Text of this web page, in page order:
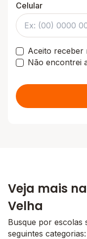
Celular
Aceito receber
Não encontrei
Veja mais
Velha
Busque por escolas
seguintes categorias: